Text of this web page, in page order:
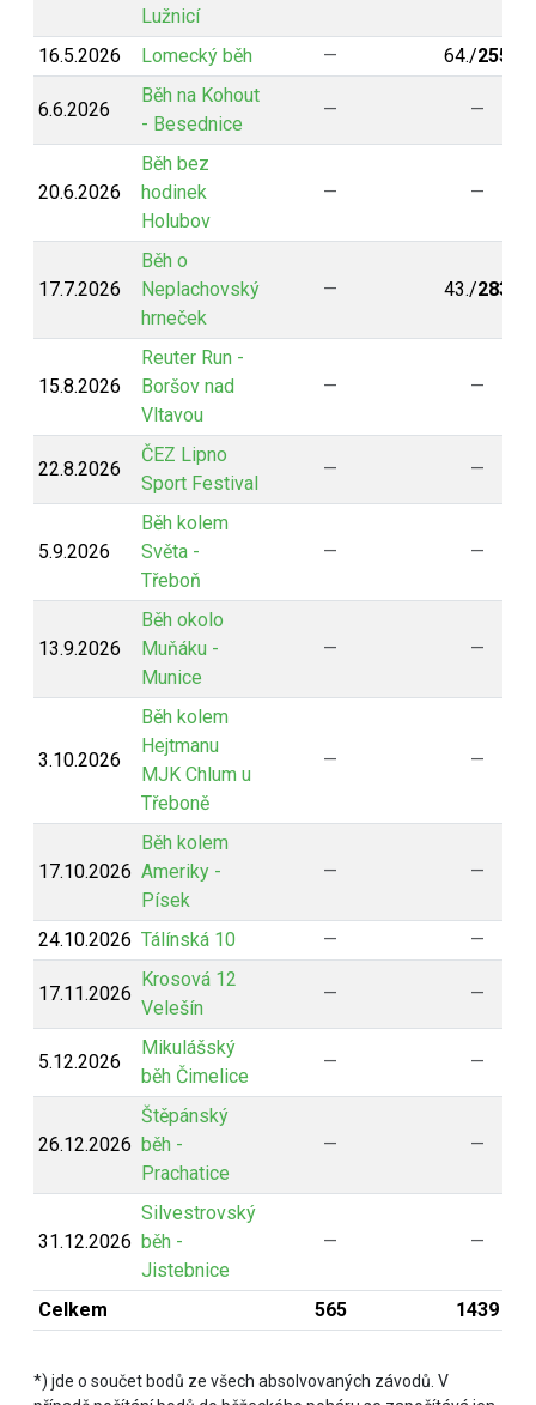
Lužnicí
16.5.2026 Lomecký běh — 64./255
6.6.2026
Běh na Kohout
- Besednice
— —
20.6.2026
Běh bez
hodinek
Holubov
— —
17.7.2026
Běh o
Neplachovský
hrneček
— 43./283
15.8.2026
Reuter Run -
Boršov nad
Vltavou
— —
22.8.2026
ČEZ Lipno
Sport Festival
— —
5.9.2026
Běh kolem
Světa -
Třeboň
— —
13.9.2026
Běh okolo
Muňáku -
Munice
— —
3.10.2026
Běh kolem
Hejtmanu
MJK Chlum u
Třeboně
— —
17.10.2026
Běh kolem
Ameriky -
Písek
— —
24.10.2026 Tálínská 10 — —
17.11.2026
Krosová 12
Velešín
— —
5.12.2026
Mikulášský
běh Čimelice
— —
26.12.2026
Štěpánský
běh -
Prachatice
— —
31.12.2026
Silvestrovský
běh -
Jistebnice
— —
Celkem 565 1439
*) jde o součet bodů ze všech absolvovaných závodů. V